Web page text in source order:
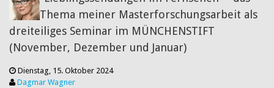
Thema meiner Masterforschungsarbeit als
dreiteiliges Seminar im MÜNCHENSTIFT
(November, Dezember und Januar)
Dienstag, 15. Oktober 2024
Dagmar Wagner